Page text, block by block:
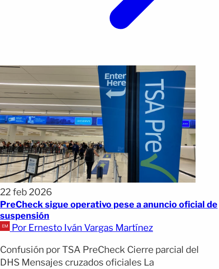
22 feb 2026
PreCheck sigue operativo pese a anuncio oficial de
suspensión
Por Ernesto Iván Vargas Martínez
Confusión por TSA PreCheck Cierre parcial del
DHS Mensajes cruzados oficiales La